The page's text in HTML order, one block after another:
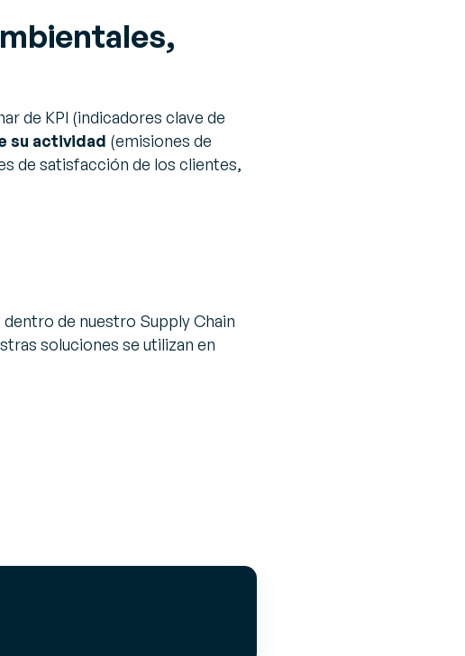
de KPI (indicadores clave de
su actividad (emisiones de
de satisfacción de los clientes,
de nuestro Supply Chain
soluciones se utilizan en